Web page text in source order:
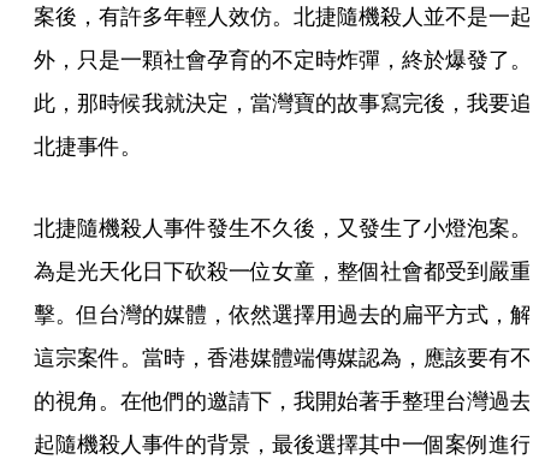
案後，有許多年輕人效仿。北捷隨機殺人並不是一起
外，只是一顆社會孕育的不定時炸彈，終於爆發了。
此，那時候我就決定，當灣寶的故事寫完後，我要追
北捷事件。
北捷隨機殺人事件發生不久後，又發生了小燈泡案。
為是光天化日下砍殺一位女童，整個社會都受到嚴重
擊。但台灣的媒體，依然選擇用過去的扁平方式，解
這宗案件。當時，香港媒體端傳媒認為，應該要有不
的視角。在他們的邀請下，我開始著手整理台灣過去
起隨機殺人事件的背景，最後選擇其中一個案例進行